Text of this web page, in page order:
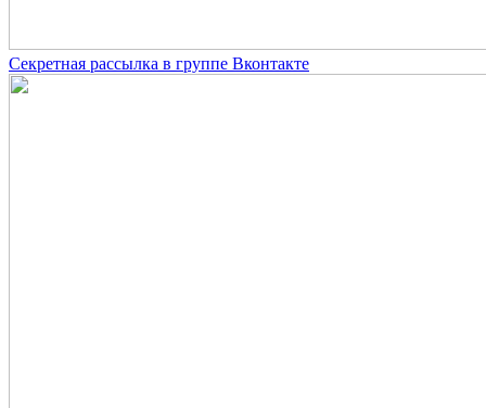
Секретная рассылка в группе Вконтакте